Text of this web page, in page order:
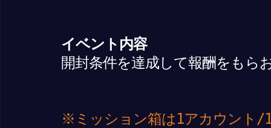
イベント内容
開封条件を達成して報酬をもら
※ミッション箱は1アカウント/